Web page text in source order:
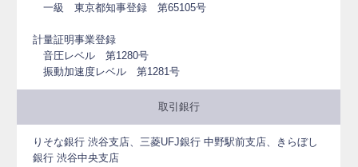
一級 東京都知事登録 第65105号
計量証明事業登録
音圧レベル 第1280号
振動加速度レベル 第1281号
取引銀行
りそな銀行 渋谷支店、三菱UFJ銀行 中野駅前支店、きらぼし
銀行 渋谷中央支店